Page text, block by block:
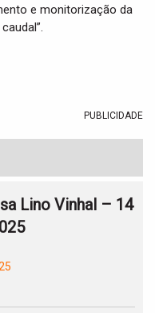
e monitorização da
PUBLICIDADE
Lino Vinhal – 14